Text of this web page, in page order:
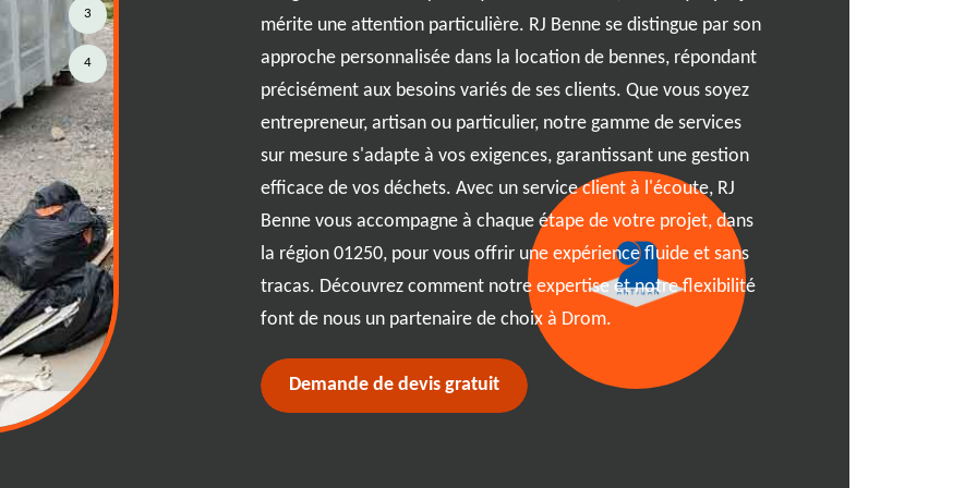
soit pour un projet de
pour un grand
faire toute la différence. RJ
flexibles et abordables
Avec une large
l'option idéale pour tout
bénéficient d'une
éprouvée, garantissant
et respectueuse de
mérite une attention particulière. RJ Benne se distingue par son
approche personnalisée dans la location de bennes, répondant
précisément aux besoins variés de ses clients. Que vous soyez
entrepreneur, artisan ou particulier, notre gamme de services
sur mesure s'adapte à vos exigences, garantissant une gestion
efficace de vos déchets. Avec un service client à l'écoute, RJ
Benne vous accompagne à chaque étape de votre projet, dans
la région 01250, pour vous offrir une expérience fluide et sans
tracas. Découvrez comment notre expertise et notre flexibilité
font de nous un partenaire de choix à Drom.
3
4
Demande de devis gratuit